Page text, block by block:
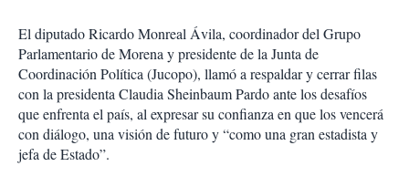
El diputado Ricardo Monreal Ávila, coordinador del Grupo
Parlamentario de Morena y presidente de la Junta de
Coordinación Política (Jucopo), llamó a respaldar y cerrar filas
con la presidenta Claudia Sheinbaum Pardo ante los desafíos
que enfrenta el país, al expresar su confianza en que los vencerá
con diálogo, una visión de futuro y “como una gran estadista y
jefa de Estado”.